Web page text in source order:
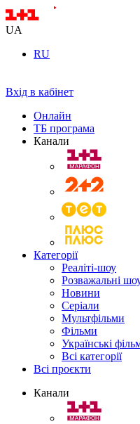
UA
RU
Вхід в кабінет
Онлайн
ТБ програма
Канали
Категорії
Реаліті-шоу
Розважальні
Новини
Серіали
Мультфільми
Фільми
Українські
Всі категорії
Всі проєкти
Канали